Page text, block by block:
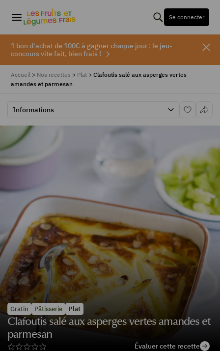
Se connecter
1 bon d'achat de 100€ à gagner chaque jour : le jeu-
concours vite fait, bien frais !
Accueil > Nos recettes > Plat > Clafoutis salé aux asperges vertes
amandes et parmesan
Informations
Gratin Pâtisserie Plat
Clafoutis salé aux asperges vertes amandes et
parmesan
Évaluer cette recette